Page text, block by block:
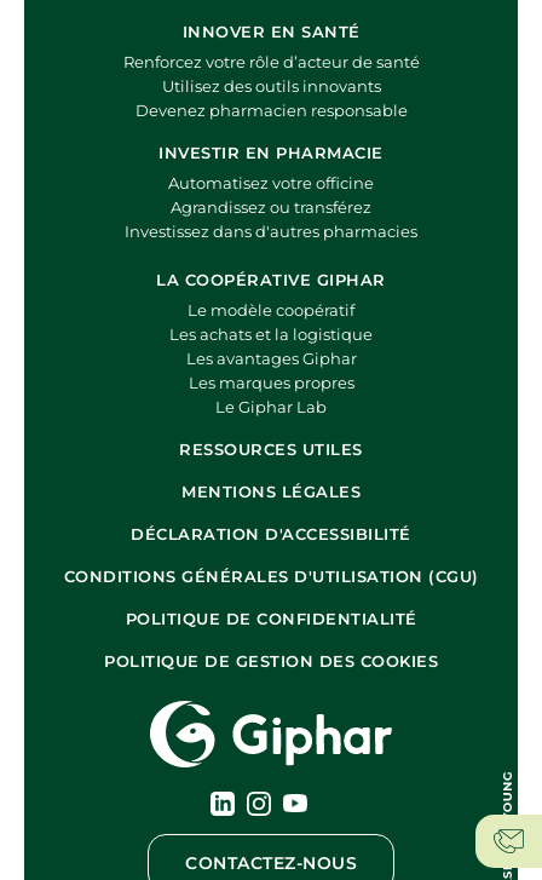
INNOVER EN SANTÉ
Renforcez votre rôle d’acteur de santé
Utilisez des outils innovants
Devenez pharmacien responsable
INVESTIR EN PHARMACIE
Automatisez votre officine
Agrandissez ou transférez
Investissez dans d'autres pharmacies
LA COOPÉRATIVE GIPHAR
Le modèle coopératif
Les achats et la logistique
Les avantages Giphar
Les marques propres
Le Giphar Lab
RESSOURCES UTILES
MENTIONS LÉGALES
DÉCLARATION D'ACCESSIBILITÉ
CONDITIONS GÉNÉRALES D'UTILISATION (CGU)
POLITIQUE DE CONFIDENTIALITÉ
POLITIQUE DE GESTION DES COOKIES
CONTACTEZ-NOUS